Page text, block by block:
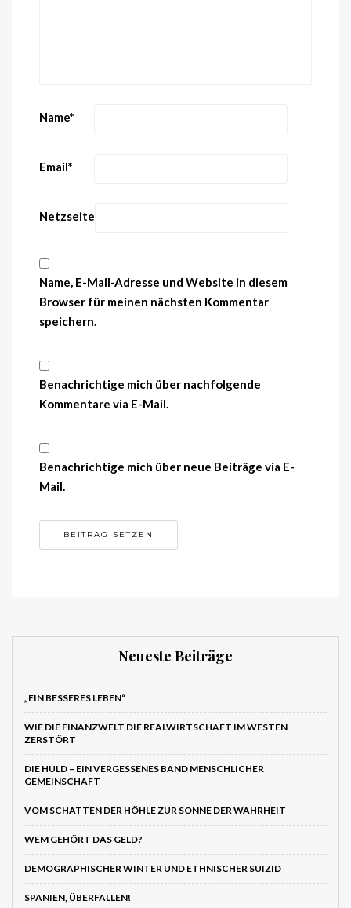
Name*
Email*
Netzseite
Name, E-Mail-Adresse und Website in diesem
Browser für meinen nächsten Kommentar
speichern.
Benachrichtige mich über nachfolgende
Kommentare via E-Mail.
Benachrichtige mich über neue Beiträge via E-
Mail.
Neueste Beiträge
„EIN BESSERES LEBEN“
WIE DIE FINANZWELT DIE REALWIRTSCHAFT IM WESTEN
ZERSTÖRT
DIE HULD – EIN VERGESSENES BAND MENSCHLICHER
GEMEINSCHAFT
VOM SCHATTEN DER HÖHLE ZUR SONNE DER WAHRHEIT
WEM GEHÖRT DAS GELD?
DEMOGRAPHISCHER WINTER UND ETHNISCHER SUIZID
SPANIEN, ÜBERFALLEN!